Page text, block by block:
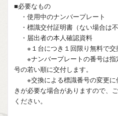
■必要なもの
・使用中のナンバープレート
・標識交付証明書（ない場合は不
・届出者の本人確認資料
※１台につき１回限り無料で交
※ナンバープレートの番号は指
号の若い順に交付します。
※交換による標識番号の変更に
きが必要な場合がありますので、
ください。